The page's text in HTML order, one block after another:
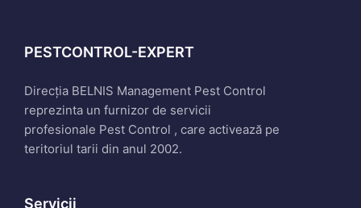
PESTCONTROL-EXPERT
Direcția BELNIS Management Pest Control
reprezinta un furnizor de servicii
profesionale Pest Control , care activează pe
teritoriul tarii din anul 2002.
Servicii